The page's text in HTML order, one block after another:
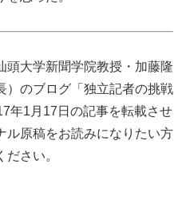
頭大学新聞学院教授・加藤隆
）のブログ「独立記者の挑戦
年1月17日の記事を転載させ
ル原稿をお読みになりたい方
ださい。